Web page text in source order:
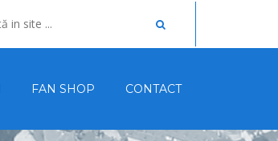
FAN SHOP CONTACT